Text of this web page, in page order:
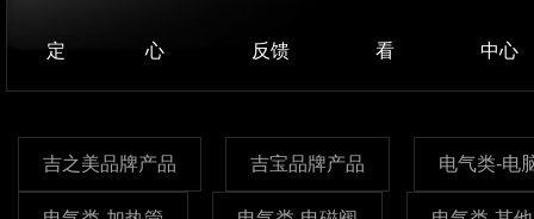
定 心 反馈 看 中心
吉之美品牌产品 吉宝品牌产品 电气类-电